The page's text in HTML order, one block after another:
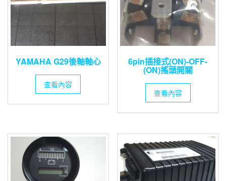
YAMAHA G29後軸軸心
查看內容
6pin插接式(ON)-OFF-
(ON)搖頭開關
查看內容